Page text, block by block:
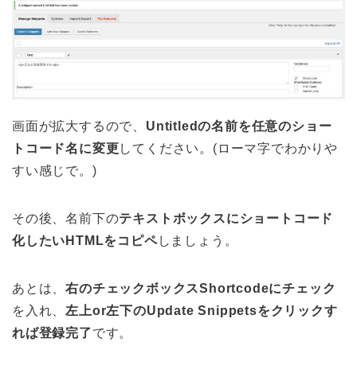
画面が拡大するので、 Untitledの名前を任意のショー
トコード名に変更してください。(ローマ字でわかりや
すい感じで。)
その後、名前下のテキストボックスにショートコード
化したいHTMLをコピペしましょう。
あとは、右のチェックボックスShortcodeにチェック
を入れ、左上or左下のUpdate Snippetsをクリックす
れば登録完了です。